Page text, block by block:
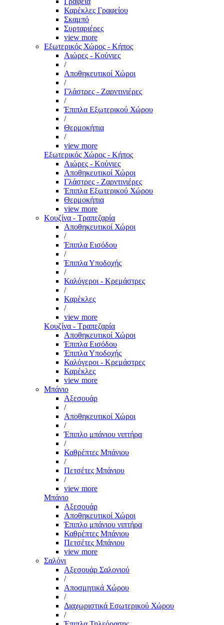
Καρέκλες Γραφείου
Σκαμπό
Συρταριέρες
view more
Εξωτερικός Χώρος - Κήπος
Αιώρες - Κούνιες
/
Αποθηκευτικοί Χώροι
/
Γλάστρες - Ζαρντινιέρες
/
Έπιπλα Εξωτερικού Χώρου
/
Θερμοκήπια
/
view more
Εξωτερικός Χώρος - Κήπος
Αιώρες - Κούνιες
Αποθηκευτικοί Χώροι
Γλάστρες - Ζαρντινιέρες
Έπιπλα Εξωτερικού Χώρου
Θερμοκήπια
view more
Κουζίνα - Τραπεζαρία
Αποθηκευτικοί Χώροι
/
Έπιπλα Εισόδου
/
Έπιπλα Υποδοχής
/
Καλόγεροι - Κρεμάστρες
/
Καρέκλες
/
view more
Κουζίνα - Τραπεζαρία
Αποθηκευτικοί Χώροι
Έπιπλα Εισόδου
Έπιπλα Υποδοχής
Καλόγεροι - Κρεμάστρες
Καρέκλες
view more
Μπάνιο
Αξεσουάρ
/
Αποθηκευτικοί Χώροι
/
Έπιπλο μπάνιου νιπτήρα
/
Καθρέπτες Μπάνιου
/
Πετσέτες Μπάνιου
/
view more
Μπάνιο
Αξεσουάρ
Αποθηκευτικοί Χώροι
Έπιπλο μπάνιου νιπτήρα
Καθρέπτες Μπάνιου
Πετσέτες Μπάνιου
view more
Σαλόνι
Αξεσουάρ Σαλονιού
/
Αποσμητικά Χώρου
/
Διαχωριστικά Εσωτερικού Χώρου
/